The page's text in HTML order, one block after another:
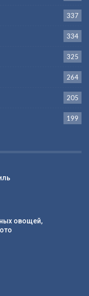
337
334
325
264
205
199
овощей,